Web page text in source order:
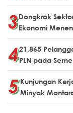
Dongkrak
Ekonomi
21.865
PLN pada
Kunjungan
Minyak